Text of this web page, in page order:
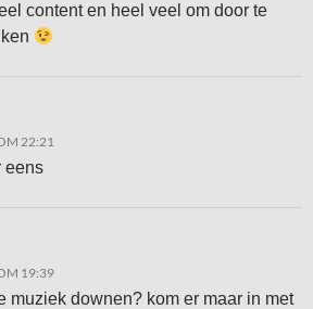
content en heel veel om door te
22:21
eens
19:39
muziek downen? kom er maar in met